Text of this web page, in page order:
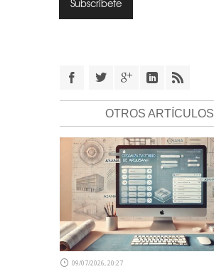
OTROS ARTÍCULOS
09/07/2026, 20:27